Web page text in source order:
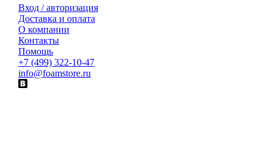
Вход / авторизация
Доставка и оплата
О компании
Контакты
Помощь
+7 (499) 322-10-47
info@foamstore.ru